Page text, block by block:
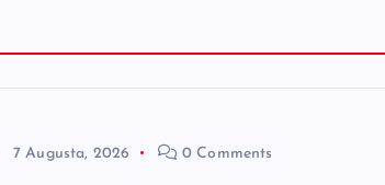
7 Augusta, 2026 0 Comments